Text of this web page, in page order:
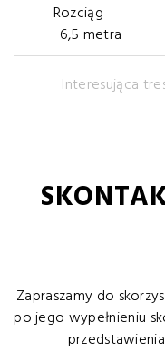
Rozciąg
6,5 metra
Interesująca
Zapraszamy do
po jego wypełnieniu